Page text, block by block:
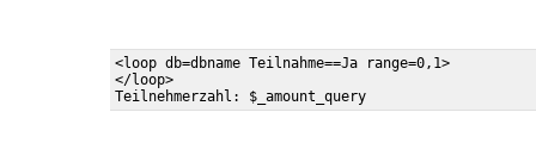
<loop db=dbname Teilnahme==Ja range=0,1>
</loop>